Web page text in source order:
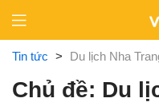
content
Tin tức > Du lịch Nha
Chủ đề: Du